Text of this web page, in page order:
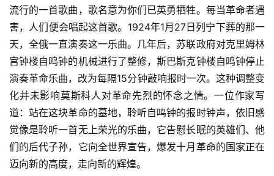
流行的一首歌曲，歌名意为你们已英勇牺牲。每当革命者遇
害，人们便会唱起这首歌。1924年1月27日列宁下葬的那一
天，全俄一直演奏这一乐曲。几年后，苏联政府对克里姆林
宫钟楼自鸣钟的机械进行了整修，斯巴斯克钟楼自鸣钟停止
演奏革命乐曲，改为每隔15分钟敲响报时一次。这种调整变
化并未影响莫斯科人对革命先烈的怀念之情。一位作家写
道：站在这块革命的墓地，聆听自鸣钟的报时钟声，依旧感
觉像是聆听一首无上荣光的乐曲，它告慰长眠的英雄们、他
们的后代子孙，它向全世界宣告，爆发十月革命的国家正在
迈向新的高度，走向新的辉煌。